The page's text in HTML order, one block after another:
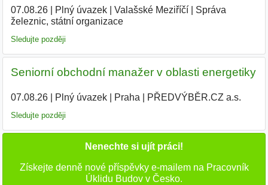
07.08.26| Plný úvazek| Valašské Meziříčí|
Správa
železnic, státní organizace
Sledujte později
Seniorní obchodní manažer v oblasti energetiky
07.08.26| Plný úvazek| Praha PŘEDVÝBĚR.CZ a.s.
Sledujte později
Nenechte si ujít práci!
Získejte denně nové příspěvky e-mailem na Pracovník
Úklidu Budov v Česko.